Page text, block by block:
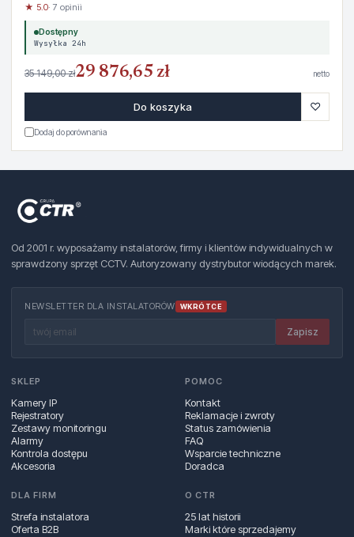
★ 5.0· 7 opinii
Dostępny
Wysyłka 24h
35 149,00 zł29 876,65 zł netto
Do koszyka ♡
Dodaj do porównania
Od 2001 r. wyposażamy instalatorów, firmy i klientów indywidualnych w
sprawdzony sprzęt CCTV. Autoryzowany dystrybutor wiodących marek.
NEWSLETTER DLA INSTALATORÓW WKRÓTCE
Zapisz
SKLEP
Kamery IP
Rejestratory
Zestawy monitoringu
Alarmy
Kontrola dostępu
Akcesoria
POMOC
Kontakt
Reklamacje i zwroty
Status zamówienia
FAQ
Wsparcie techniczne
Doradca
DLA FIRM
Strefa instalatora
Oferta B2B
O CTR
25 lat historii
Marki które sprzedajemy